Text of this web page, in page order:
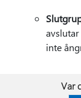
inte
Var